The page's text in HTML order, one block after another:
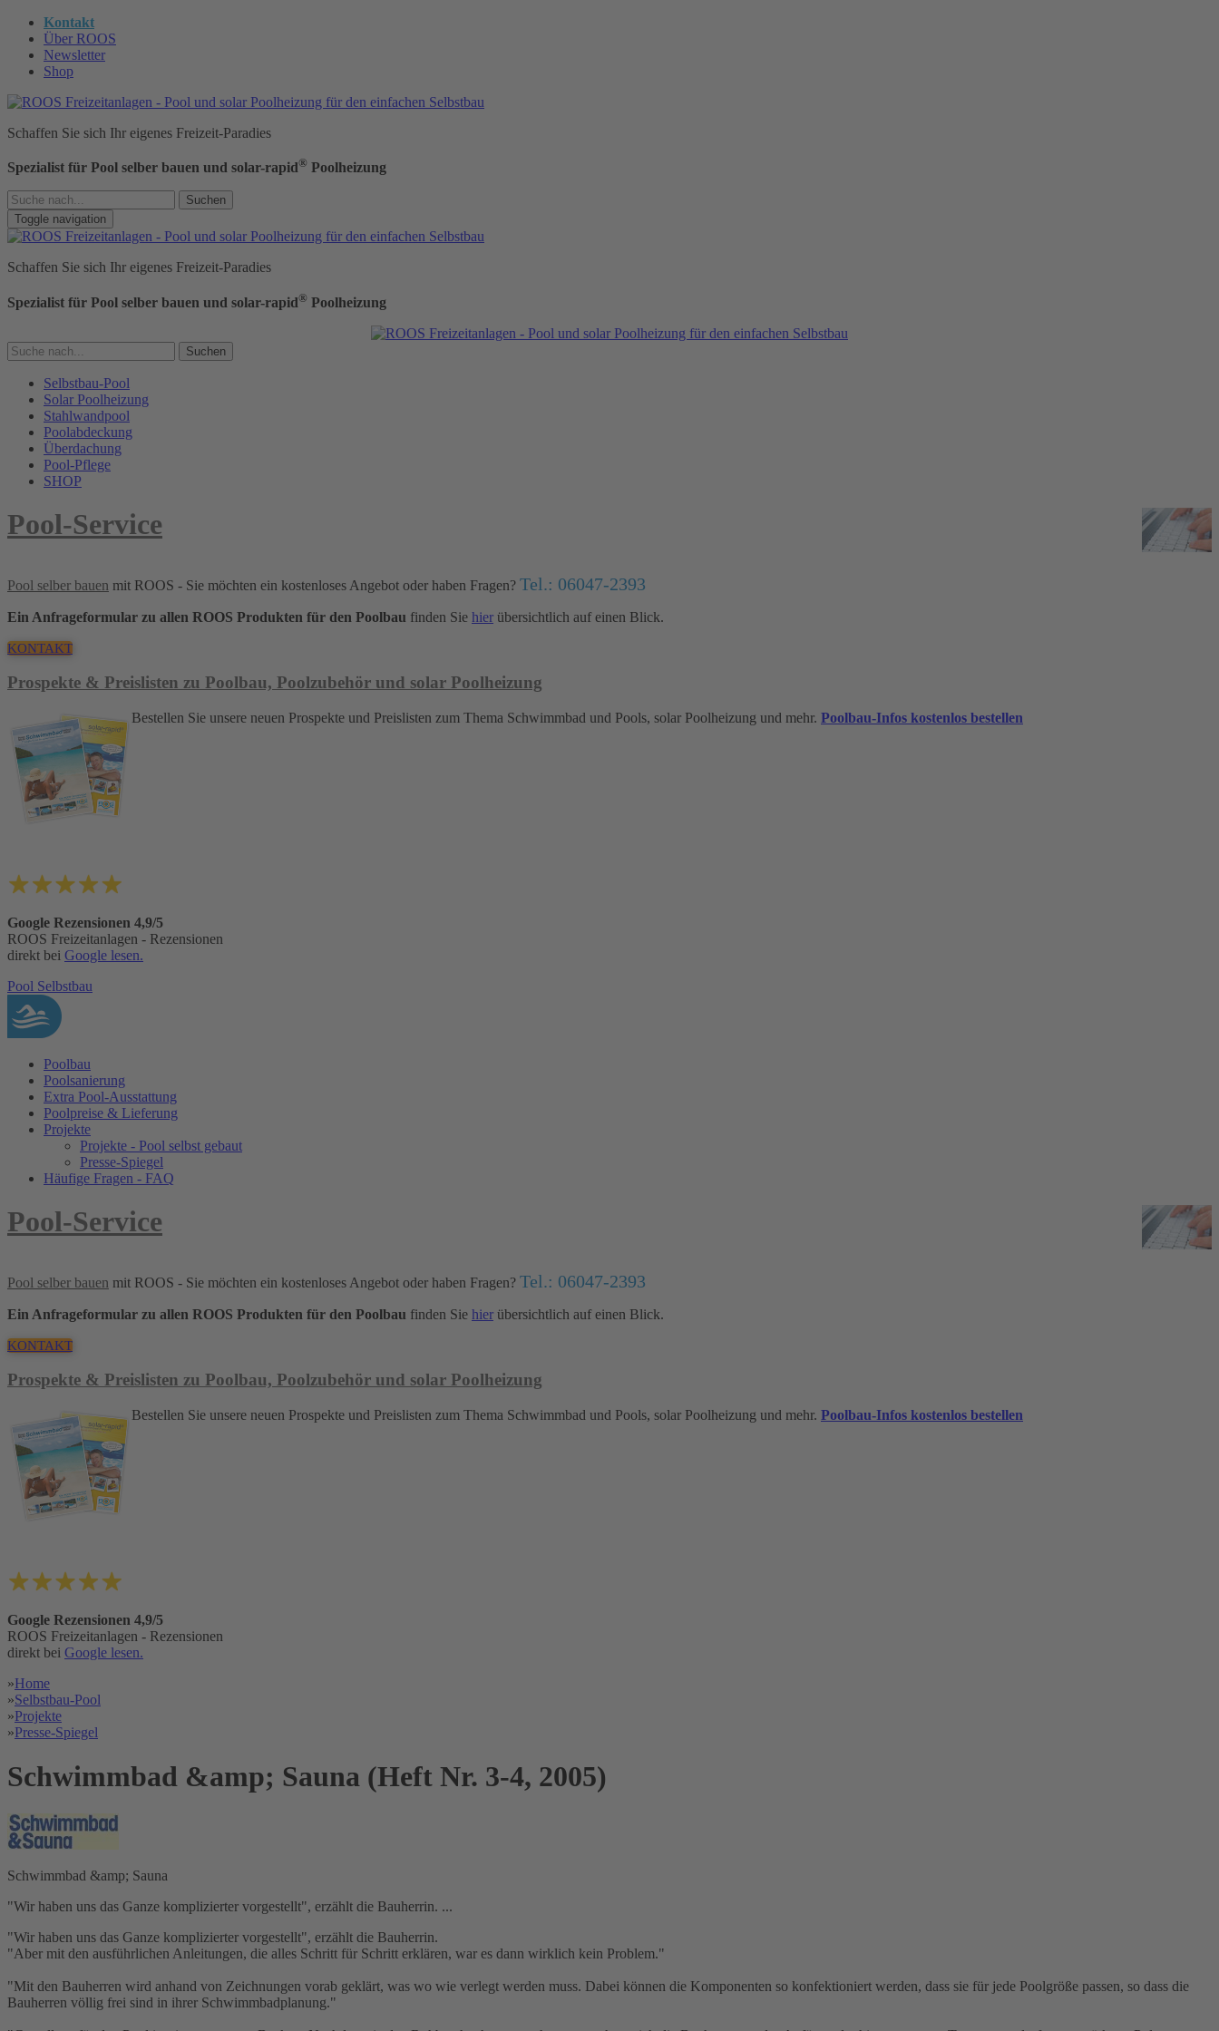
Kontakt
Über ROOS
Newsletter
Shop
Schaffen Sie sich Ihr eigenes Freizeit-Paradies
Spezialist für Pool selber bauen und solar-rapid® Poolheizung
Suchen
Toggle navigation
Schaffen Sie sich Ihr eigenes Freizeit-Paradies
Spezialist für Pool selber bauen und solar-rapid® Poolheizung
Suchen
Selbstbau-Pool
Solar Poolheizung
Stahlwandpool
Poolabdeckung
Überdachung
Pool-Pflege
SHOP
Pool-Service
Pool selber bauen mit ROOS - Sie möchten ein kostenloses Angebot oder haben Fragen? Tel.: 06047-2393
Ein Anfrageformular zu allen ROOS Produkten für den Poolbau finden Sie hier übersichtlich auf einen Blick.
KONTAKT
Prospekte & Preislisten zu Poolbau, Poolzubehör und solar Poolheizung
Bestellen Sie unsere neuen Prospekte und Preislisten zum Thema Schwimmbad und Pools, solar Poolheizung und mehr. Poolbau-Infos kostenlos bestellen
Google Rezensionen 4,9/5
ROOS Freizeitanlagen - Rezensionen
direkt bei Google lesen.
Pool Selbstbau
Poolbau
Poolsanierung
Extra Pool-Ausstattung
Poolpreise & Lieferung
Projekte
Projekte - Pool selbst gebaut
Presse-Spiegel
Häufige Fragen - FAQ
Pool-Service
Pool selber bauen mit ROOS - Sie möchten ein kostenloses Angebot oder haben Fragen? Tel.: 06047-2393
Ein Anfrageformular zu allen ROOS Produkten für den Poolbau finden Sie hier übersichtlich auf einen Blick.
KONTAKT
Prospekte & Preislisten zu Poolbau, Poolzubehör und solar Poolheizung
Bestellen Sie unsere neuen Prospekte und Preislisten zum Thema Schwimmbad und Pools, solar Poolheizung und mehr. Poolbau-Infos kostenlos bestellen
Google Rezensionen 4,9/5
ROOS Freizeitanlagen - Rezensionen
direkt bei Google lesen.
»Home
»Selbstbau-Pool
»Projekte
»Presse-Spiegel
Schwimmbad &amp; Sauna (Heft Nr. 3-4, 2005)
Schwimmbad &amp; Sauna
"Wir haben uns das Ganze komplizierter vorgestellt", erzählt die Bauherrin. ...
"Wir haben uns das Ganze komplizierter vorgestellt", erzählt die Bauherrin.
"Aber mit den ausführlichen Anleitungen, die alles Schritt für Schritt erklären, war es dann wirklich kein Problem."
"Mit den Bauherren wird anhand von Zeichnungen vorab geklärt, was wo wie verlegt werden muss. Dabei können die Komponenten so konfektioniert werden, dass sie für jede Poolgröße passen, so dass die
Bauherren völlig frei sind in ihrer Schwimmbadplanung."